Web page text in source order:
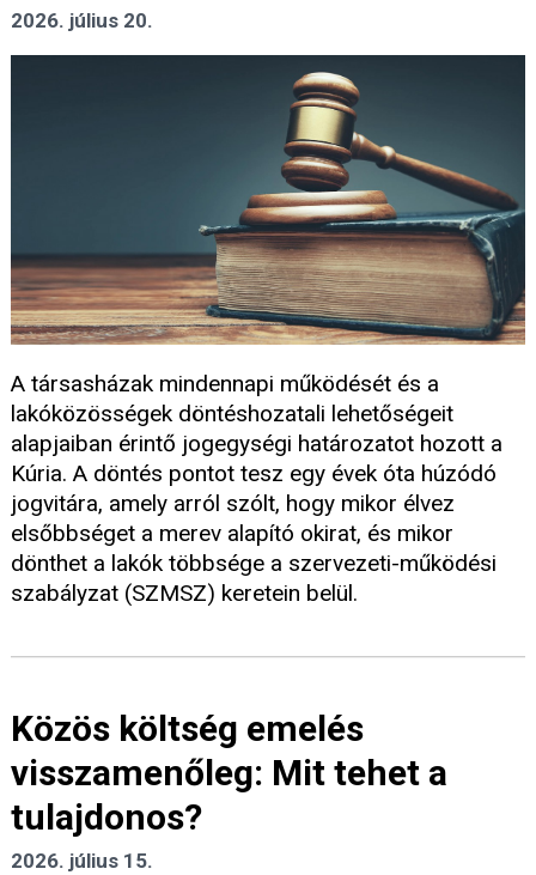
2026. július 20.
A társasházak mindennapi működését és a
lakóközösségek döntéshozatali lehetőségeit
alapjaiban érintő jogegységi határozatot hozott a
Kúria. A döntés pontot tesz egy évek óta húzódó
jogvitára, amely arról szólt, hogy mikor élvez
elsőbbséget a merev alapító okirat, és mikor
dönthet a lakók többsége a szervezeti-működési
szabályzat (SZMSZ) keretein belül.
Közös költség emelés
visszamenőleg: Mit tehet a
tulajdonos?
2026. július 15.